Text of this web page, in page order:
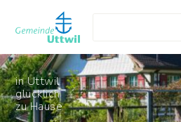
Navigieren in Uttwil
Schnellnavigation
in Uttwil
glücklich
zu Hause